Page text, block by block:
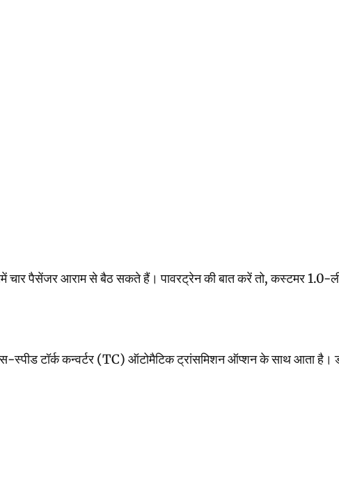
पैसेंजर आराम से बैठ सकते हैं। पावरट्रेन की बात करें तो, कस्टमर
कन्वर्टर (TC) ऑटोमैटिक ट्रांसमिशन ऑप्शन के साथ आता है।